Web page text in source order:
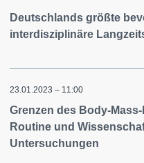
Deutschlands größte
interdisziplinäre
23.01.2023 – 11:00
Grenzen des Body-
Routine und
Untersuchungen